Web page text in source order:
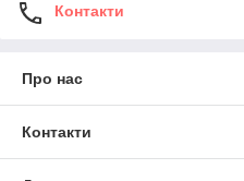
Контакти
Про нас
Контакти